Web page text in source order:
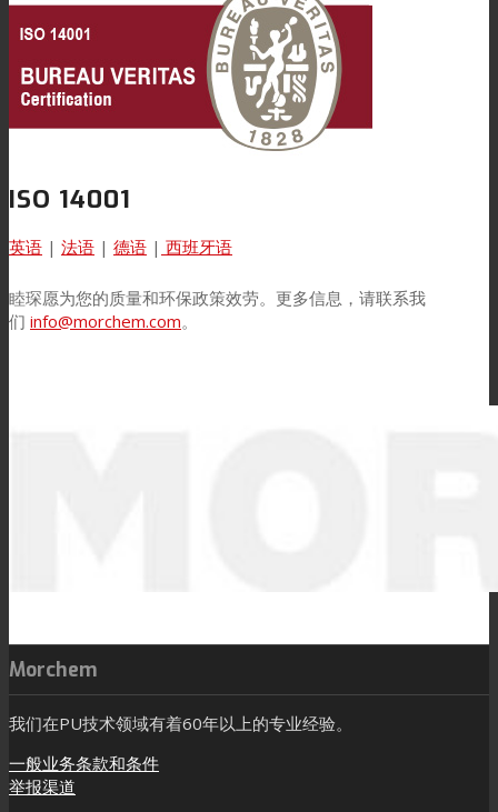
职业发展
新闻
Search
ISO 14001
英语 | 法语 | 德语 | 西班牙语
睦琛愿为您的质量和环保政策效劳。更多信息，请联系我
们 info@morchem.com。
Morchem
我们在PU技术领域有着60年以上的专业经验。
一般业务条款和条件
举报渠道